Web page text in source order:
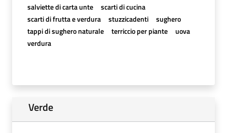
salviette di carta unte
scarti di cucina
scarti di frutta e verdura
stuzzicadenti
sughero
tappi di sughero naturale
terriccio per piante
uova
verdura
Verde